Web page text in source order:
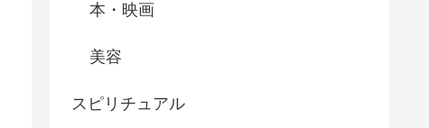
本・映画
美容
スピリチュアル